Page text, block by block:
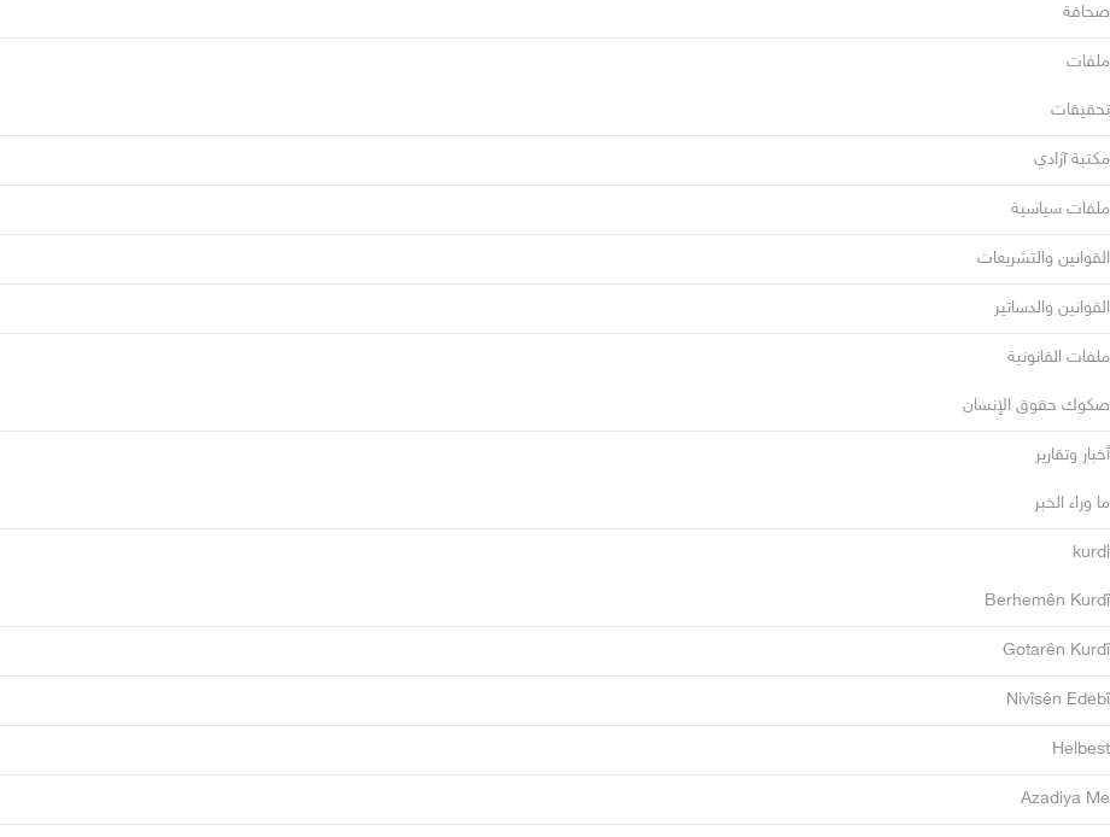
صحافة
ملفات
تحقيقات
مكتبة آزادي
ملفات سياسية
القوانين والتشريعات
القوانين والدساتير
ملفات القانونية
صكوك حقوق الإنسان
أخبار وتقارير
ما وراء الخبر
kurdi
Berhemên Kurdî
Gotarên Kurdî
Nivîsên Edebî
Helbest
Azadiya Me